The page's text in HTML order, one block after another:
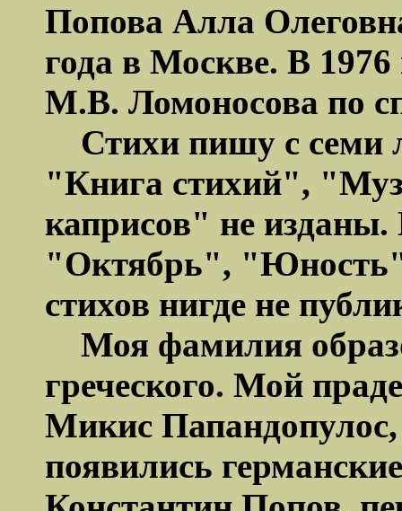
Попова Алла
года в Москве. В
М.В. Ломоносова по
Стихи пишу с семи
"Книга стихий",
каприсов" не
"Октябрь", "Юность"
стихов нигде не
Моя фамилия
греческого. Мой
Микис
появились